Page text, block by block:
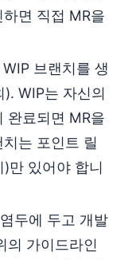
면 직접 MR을
브랜치를 생
WIP는 자신의
완료되면 MR을
는 포인트 릴
만 있어야 합니
두에 두고 개발
의 가이드라인